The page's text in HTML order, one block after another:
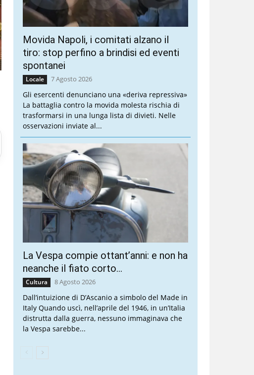
Movida Napoli, i comitati alzano il
tiro: stop perfino a brindisi ed eventi
spontanei
Locale 7 Agosto 2026
Gli esercenti denunciano una «deriva repressiva»
La battaglia contro la movida molesta rischia di
trasformarsi in una lunga lista di divieti. Nelle
osservazioni inviate al...
La Vespa compie ottant’anni: e non ha
neanche il fiato corto…
Cultura 8 Agosto 2026
Dall’intuizione di D’Ascanio a simbolo del Made in
Italy Quando uscì, nell’aprile del 1946, in un’Italia
distrutta dalla guerra, nessuno immaginava che
la Vespa sarebbe...